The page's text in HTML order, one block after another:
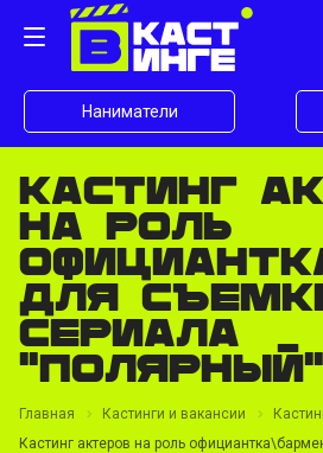
Наниматели
Кастинг
на роль
для
сериала
"Полярный"
Главная Кастинги и вакансии
Кастинг актеров на роль